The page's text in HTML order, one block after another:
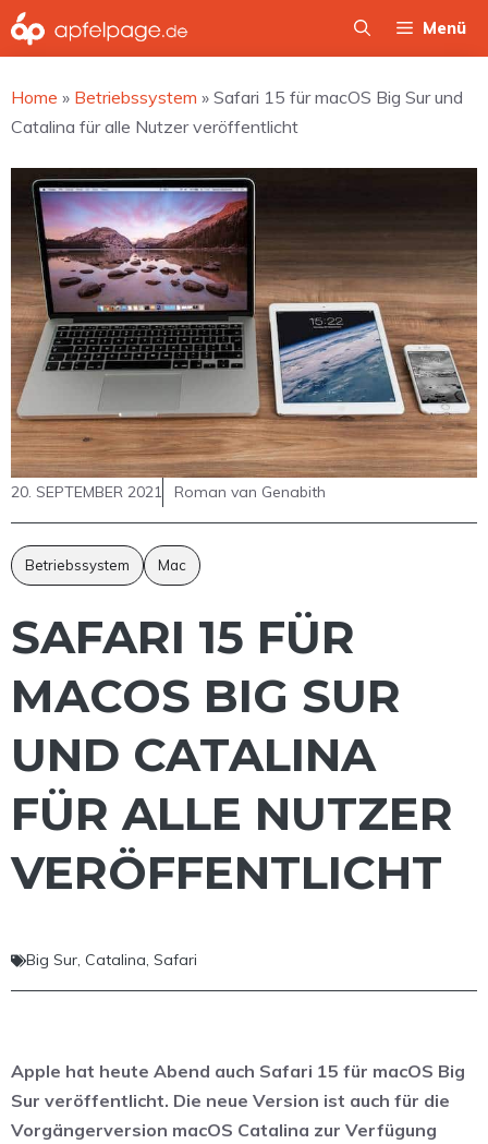
Zum
Inhalt
Menü
Home » Betriebssystem » Safari 15 für macOS Big Sur und
Catalina für alle Nutzer veröffentlicht
20. SEPTEMBER 2021 Roman van Genabith
Betriebssystem Mac
SAFARI 15 FÜR
MACOS BIG SUR
UND CATALINA
FÜR ALLE NUTZER
VERÖFFENTLICHT
Big Sur, Catalina, Safari
Apple hat heute Abend auch Safari 15 für macOS Big
Sur veröffentlicht. Die neue Version ist auch für die
Vorgängerversion macOS Catalina zur Verfügung